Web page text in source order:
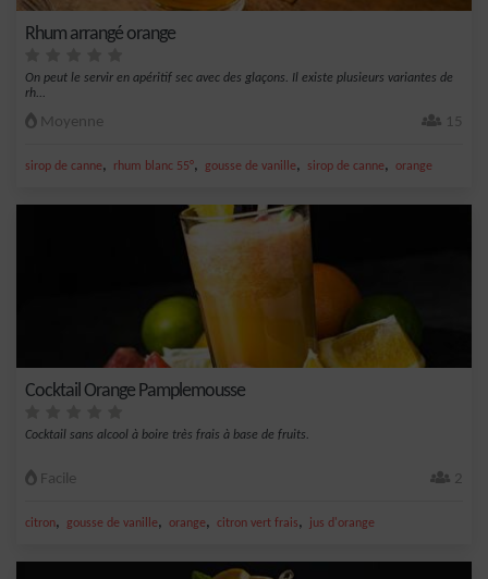
Rhum arrangé orange
On peut le servir en apéritif sec avec des glaçons. Il existe plusieurs variantes de
rh...
Moyenne 15
sirop de canne, rhum blanc 55°, gousse de vanille, sirop de canne, orange
Cocktail Orange Pamplemousse
Cocktail sans alcool à boire très frais à base de fruits.
Facile 2
citron, gousse de vanille, orange, citron vert frais, jus d'orange